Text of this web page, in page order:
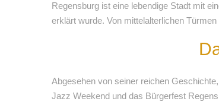
Regensburg ist eine lebendige Stadt mit
erklärt wurde. Von mittelalterlichen
Abgesehen von seiner reichen
Jazz Weekend und das Bürgerfest